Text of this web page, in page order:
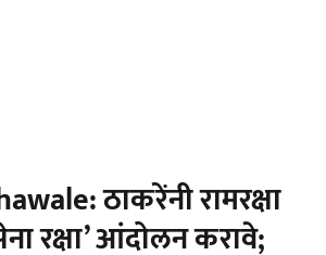
ठाकरेंनी रामरक्षा
रक्षा’ आंदोलन करावे;